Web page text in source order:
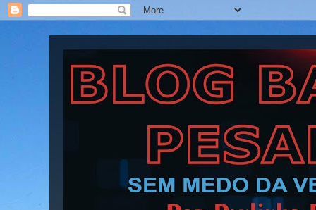
Blog Barra Pesada